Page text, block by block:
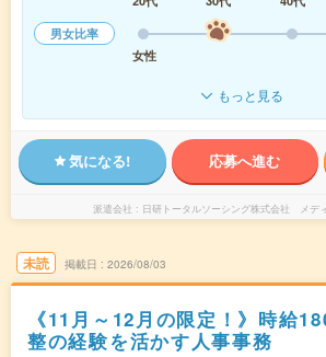
男女比率
女性
もっと見る
気になる! 応募へ進む
派遣会社 日研トータルソーシング株式会社 メデ
未読 掲載日 2026/08/03
《11月～12月の限定！》時給
整の経験を活かす人事事務